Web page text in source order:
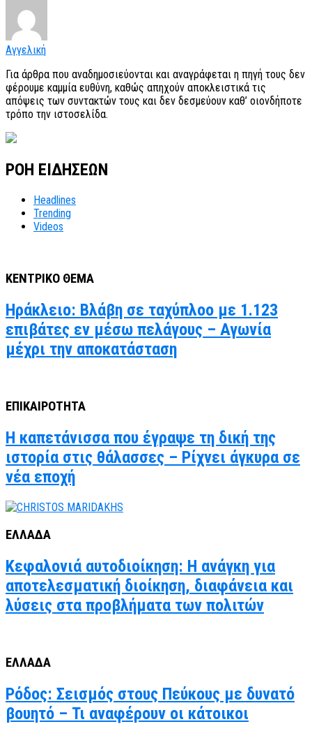
Αγγελική
Για άρθρα που αναδημοσιεύονται και αναγράφεται η πηγή τους δεν
φέρουμε καμμία ευθύνη, καθώς απηχούν αποκλειστικά τις
απόψεις των συντακτών τους και δεν δεσμεύουν καθ’ οιονδήποτε
τρόπο την ιστοσελίδα.
ΡΟΗ ΕΙΔΗΣΕΩΝ
Headlines
Trending
Videos
ΚΕΝΤΡΙΚΟ ΘΕΜΑ
Ηράκλειο: Βλάβη σε ταχύπλοο με 1.123
επιβάτες εν μέσω πελάγους – Αγωνία
μέχρι την αποκατάσταση
ΕΠΙΚΑΙΡΟΤΗΤΑ
Η καπετάνισσα που έγραψε τη δική της
ιστορία στις θάλασσες – Ρίχνει άγκυρα σε
νέα εποχή
ΕΛΛΑΔΑ
Κεφαλονιά αυτοδιοίκηση: Η ανάγκη για
αποτελεσματική διοίκηση, διαφάνεια και
λύσεις στα προβλήματα των πολιτών
ΕΛΛΑΔΑ
Ρόδος: Σεισμός στους Πεύκους με δυνατό
βουητό – Τι αναφέρουν οι κάτοικοι